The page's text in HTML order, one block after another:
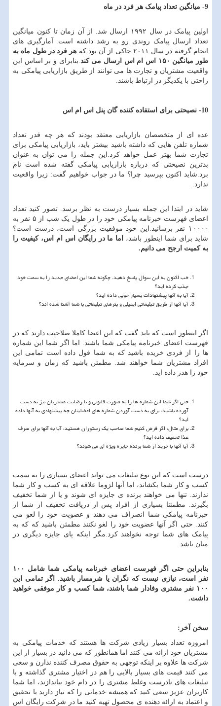
9- میانگین تعداد پیامک هر فرد در ماه
اولین پیامک در سال ۱۹۹۲ ارسال شد. از آن زمان تا کنون میانگین
تعداد ارسال پیامک روندی رو به رشد داشته است. آمارگیری های
انجام گرفته در سال ۲۰۱۱ حاکی از آن بود که
هر فرد در طول ماه به
طور میانگین ۱۵۰ اس ام اس ارسال می کند
.بنابرای و بر اساس این
واقعیت مشتریان و تجارت ها می توانند از طریق بازاریابی پیامکی به
راحتی با یکدیگر در ارتباط باشند.
10- نصیحتی برای استفاده کننده گان پنل اس ام اس
عده ای از متخصصان بازاریابی معتقد بودند که هر چه قدر تعداد
شماره تلفن هایی که داشته باشید بیشتر باید، بازاریابی پیامکی برای
تجارت شما بهتر عمل خواهد کرد.این جمله را می توان به عنوان
بدترین نصیحتی که درباره بازاریابی پیامکی گفته شده است نام
برد.شاید اکنون بپرسید چرا؟ ما در جواب خواهیم گفت: زیرا واقعیت
ندارد.
شاید در ابتدا این جمله بسیار درست به نظر برسد. تصور کنید تعداد
اعضای فهرست خبرنامه پیامکی خود را در طول یک شب از ۵ نفر به
۱۰۰۰۰ نفر برسانید.این خود موفقیت بزرگی است، درست است؟
شاید برای شما اینطور باشد،
اما ما در رایگان اس ام اس، کیفیت را
به کمیت ارجح می دانیم.
خب اکنون به این سوال پاسخ دهید. چگونه شما این اعضای جدید را به سمت خود
جذب کرده اید؟
آیا به آنها پیشنهادات بسیار خوبی داده اید؟
آیا آنها از طریق تبلیغاتی ایمیلی و بنرهای تبلیغاتی با شما آشنا شده اند؟
اگر اینطور است که باید گفت که این اعضا کاملا صلاحیت دارند که در
فهرست اعضای خبرنامه پیامکی شما باشند. اما اگر شما این شماره
ها را از فردی خریده باشید که به شما قول داده است تمامی این
افراد مشتریان شما خواهند شد. مطمئن باشید که زمان و سرمایه
خود را هدر داده اید.
حتی اگر شما این شماره ها را به صورت قانونی و با رضایت مشتریان نیز به دست
آورده باشید، برای به دست آوردن شماره های اعضایتان چه پیشنهادی به آنها داده
اید؟
برای مثال، اگر فرض کنیم شما صاحب یک رستوران هستید، آیا به آنها برای صرف
غذا تخفیف داده اید؟
آیا آنها با خرید از شما برنده جایزه ویژه ای می شوند؟
درست است که این نوع تبلیغات می تواند اعضای بسیاری را به سمت
کسب و کار شما بکشاند، اما آنها لزوما علاقه ای به کسب و کار شما
ندارند. تنها می خواهند برنده ی جایزه ای شوند و یا از شما تخفیف
بگیرند. مطمئنا بسیاری از افراد پس از دریافت تخفیف از شما از
خبرنامه پیامکی شما انصراف می دهند و عضویت خود را لغو می
کنند. حتی اگر آنها عضویت خود را لغو نکنند مطمئن باشید که که به
پیامک های شما توجه نخواهند کرد.مگر اینکه پای جایزه دیگری در
میان باشد.
بنابراین حتی اگر فهرست اعضای خبرنامه پیامکی شما شامل
۱۰۰
نفر است، نیازی نیست که نگران یا شرمسار باشید. اگر تمامی این
۱۰۰ نفر مشتری وفادار شما باشند، شما کسب و کار موفقی خواهید
داشت.
سخن آخر:
امروزه تعداد بسیار زیادی شرکت ها هستند که خدمات پیامکی به
مشتریان خود ارائه می کنند اما همانطور که می دانید در بسیار از این
شرکت ها علاوه بر اینکه توجهی به حقوق مصرف کننده ندارن و سعی
می کنند قیمت های بسیار بالایی را هم در اختیار مشتری گذاشته و با
تبلیغات های نادرست وغلط مشتری را در دام خود بیاندازند، اما شما
کاربران عزیز سعی کنید که همیشه خدماتی را که نیاز دارید با تحقیق
و اعتماد به ارائه دهنده ی محصول تهیه کنید ما در شرکت رایگان اس